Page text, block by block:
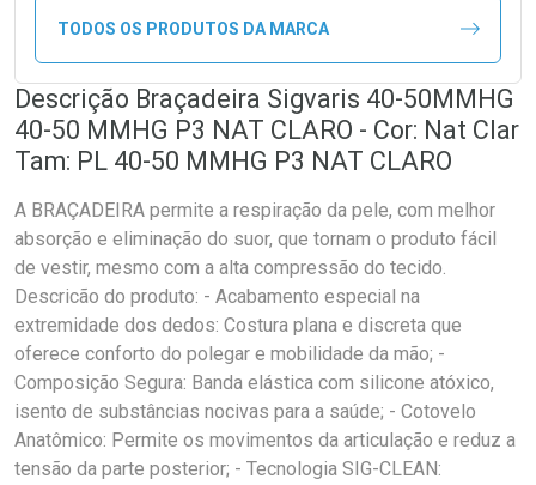
TODOS OS PRODUTOS DA MARCA
Descrição Braçadeira Sigvaris 40-50MMHG
40-50 MMHG P3 NAT CLARO - Cor: Nat Clar
Tam: PL 40-50 MMHG P3 NAT CLARO
A BRAÇADEIRA permite a respiração da pele, com melhor
absorção e eliminação do suor, que tornam o produto fácil
de vestir, mesmo com a alta compressão do tecido.
Descricão do produto: - Acabamento especial na
extremidade dos dedos: Costura plana e discreta que
oferece conforto do polegar e mobilidade da mão; -
Composição Segura: Banda elástica com silicone atóxico,
isento de substâncias nocivas para a saúde; - Cotovelo
Anatômico: Permite os movimentos da articulação e reduz a
tensão da parte posterior; - Tecnologia SIG-CLEAN: